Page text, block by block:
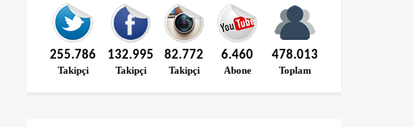
255.786
Takipçi
132.995
Takipçi
82.772
Takipçi
6.460
Abone
478.013
Toplam